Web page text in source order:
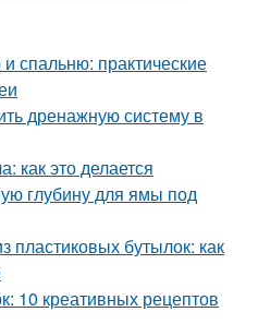
спальню: практические
дренажную систему в
как это делается
глубину для ямы под
пластиковых бутылок: как
10 креативных рецептов